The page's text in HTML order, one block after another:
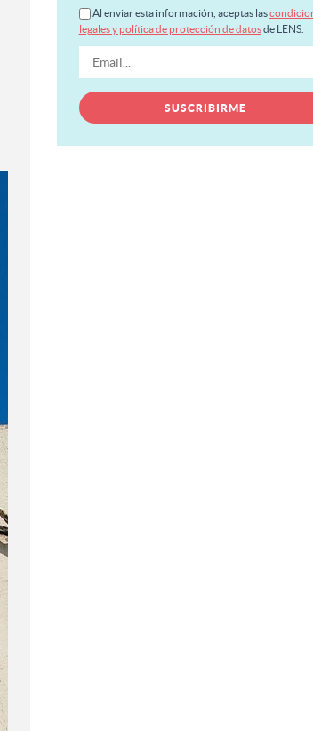
Al enviar esta información, aceptas las
legales y política de protección de datosde LENS.